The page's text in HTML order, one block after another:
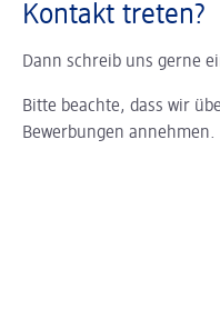
Kontakt treten?
Dann schreib uns gerne
Bitte beachte, dass wir
Bewerbungen annehmen.